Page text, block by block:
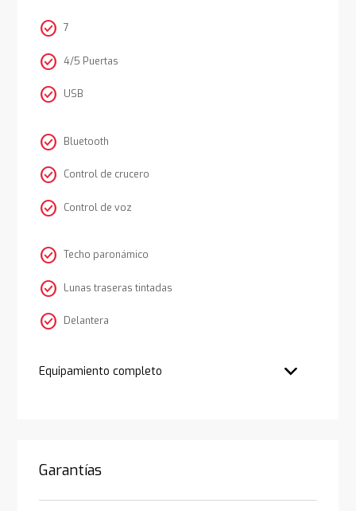
check_circle 7
check_circle 4/5 Puertas
check_circle USB
check_circle Bluetooth
check_circle Control de crucero
check_circle Control de voz
check_circle Techo paronámico
check_circle Lunas traseras tintadas
check_circle Delantera
Equipamiento completo
Garantías